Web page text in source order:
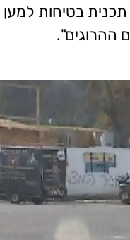
תכנית בטיחות למען
ההרוגים".